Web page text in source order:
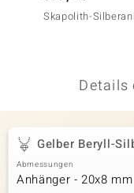
Skapolith-
Details
Gelber Beryll-
Abmessungen
Anhänger - 20x8 mm